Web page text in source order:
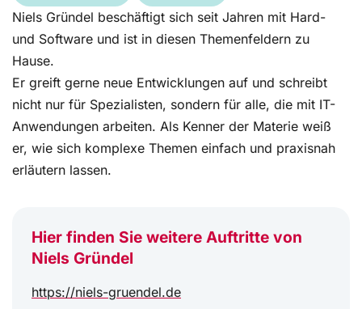
Niels Gründel beschäftigt sich seit Jahren mit Hard-
und Software und ist in diesen Themenfeldern zu
Hause.
Er greift gerne neue Entwicklungen auf und schreibt
nicht nur für Spezialisten, sondern für alle, die mit IT-
Anwendungen arbeiten. Als Kenner der Materie weiß
er, wie sich komplexe Themen einfach und praxisnah
erläutern lassen.
Hier finden Sie weitere Auftritte von
Niels Gründel
https://niels-gruendel.de